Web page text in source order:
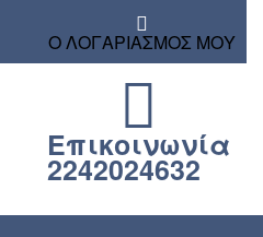
Ο ΛΟΓΑΡΙΑΣΜΟΣ ΜΟΥ
Επικοινωνία
2242024632